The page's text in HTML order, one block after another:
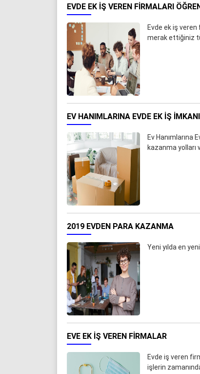
EVDE EK IŞ VEREN FIRMALARI
Evde ek iş
merak ettiğiniz
EV HANIMLARINA EVDE EK IŞ IMKANI
Ev Hanımlarına
kazanma
2019 EVDEN PARA KAZANMA
Yeni yılda en
EVE EK IŞ VEREN FIRMALAR
Evde iş veren
işlerin